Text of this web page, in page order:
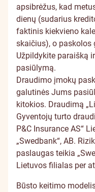
apsibrėžus, kad
dienų (sudarius
faktinis kiekvieno
skaičius), o
Užpildykite paraišką
pasiūlymą.
Draudimo įmokų
galutinės Jums
kitokios. Draudimą
Gyventojų turto
P&C Insurance AS“
„Swedbank“, AB.
paslaugas teikia
Lietuvos filialas per
Būsto keitimo